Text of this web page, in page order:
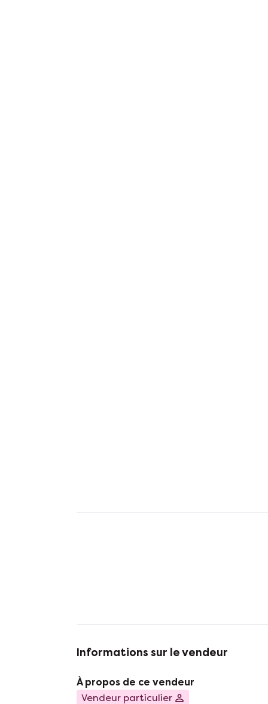
Informations sur le vendeur
À propos de ce vendeur
Vendeur particulier